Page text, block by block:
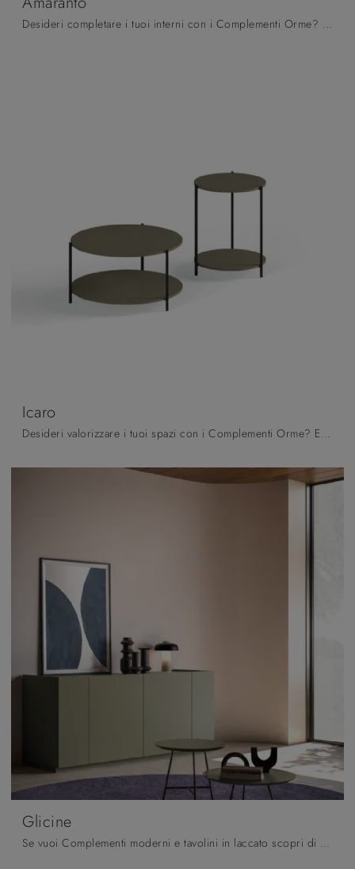
Desideri completare i tuoi interni con i Complementi Orme? Eccoti molteplici modelli di tavolini in melaminico come Amaranto.
Icaro
Desideri valorizzare i tuoi spazi con i Complementi Orme? Eccoti diversi modelli di tavolini in laccato come Icaro.
Glicine
Se vuoi Complementi moderni e tavolini in laccato scopri di più sul modello Glicine dell'azienda Orme.